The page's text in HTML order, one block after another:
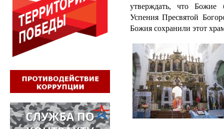
утверждать, что Божие
Успения Пресвятой
Божия сохранили этот